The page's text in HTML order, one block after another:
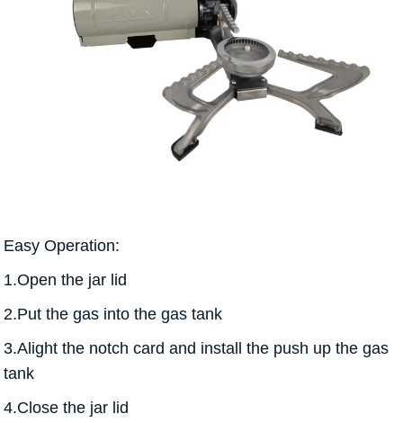
Easy Operation:
1.Open the jar lid
2.Put the gas into the gas tank
3.Alight the notch card and install the push up the gas
tank
4.Close the jar lid